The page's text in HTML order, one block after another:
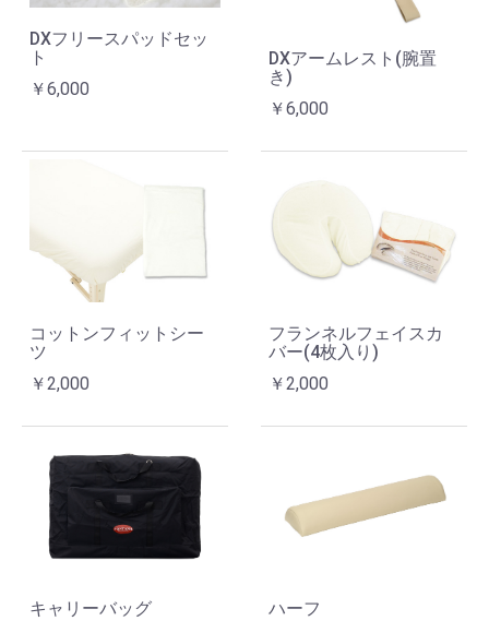
DXフリースパッドセッ
ト
￥6,000
DXアームレスト(腕置
き)
￥6,000
コットンフィットシー
ツ
￥2,000
フランネルフェイスカ
バー(4枚入り)
￥2,000
キャリーバッグ
ハーフ